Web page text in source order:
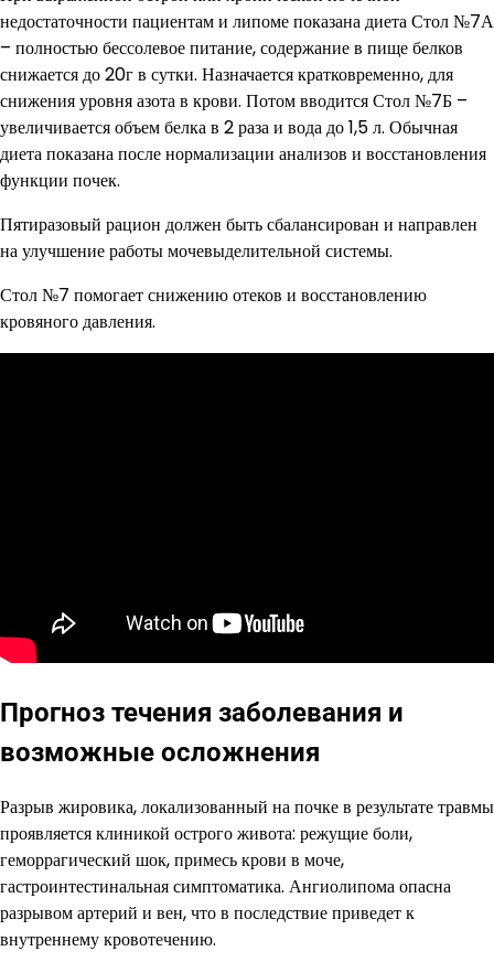
недостаточности пациентам и липоме показана диета Стол №7А
– полностью бессолевое питание, содержание в пище белков
снижается до 20г в сутки. Назначается кратковременно, для
снижения уровня азота в крови. Потом вводится Стол №7Б –
увеличивается объем белка в 2 раза и вода до 1,5 л. Обычная
диета показана после нормализации анализов и восстановления
функции почек.
Пятиразовый рацион должен быть сбалансирован и направлен
на улучшение работы мочевыделительной системы.
Стол №7 помогает снижению отеков и восстановлению
кровяного давления.
Прогноз течения заболевания и
возможные осложнения
Разрыв жировика, локализованный на почке в результате травмы
проявляется клиникой острого живота: режущие боли,
геморрагический шок, примесь крови в моче,
гастроинтестинальная симптоматика. Ангиолипома опасна
разрывом артерий и вен, что в последствие приведет к
внутреннему кровотечению.